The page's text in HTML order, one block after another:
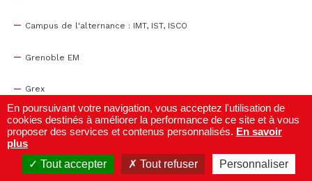
Campus de l'alternance : IMT, IST, ISCO
Grenoble EM
Grex
WTC Grenoble
Centre de congrès
En poursuivant votre navigation, vous acceptez l'utilisation de
cookies destinés à améliorer la performance de ce site et à vous
proposer des services et contenus personnalisés. En savoir
plus
Tout accepter
Tout refuser Personnaliser